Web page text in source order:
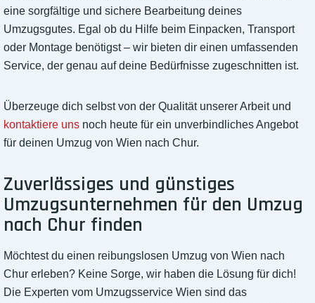
eine sorgfältige und sichere Bearbeitung deines
Umzugsgutes. Egal ob du Hilfe beim Einpacken, Transport
oder Montage benötigst – wir bieten dir einen umfassenden
Service, der genau auf deine Bedürfnisse zugeschnitten ist.
Überzeuge dich selbst von der Qualität unserer Arbeit und
kontaktiere uns noch heute für ein unverbindliches Angebot
für deinen Umzug von Wien nach Chur.
Zuverlässiges und günstiges
Umzugsunternehmen für den Umzug
nach Chur finden
Möchtest du einen reibungslosen Umzug von Wien nach
Chur erleben? Keine Sorge, wir haben die Lösung für dich!
Die Experten vom Umzugsservice Wien sind das